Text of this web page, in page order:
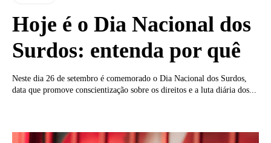
Hoje é o Dia Nacional dos
Surdos: entenda por quê
Neste dia 26 de setembro é comemorado o Dia Nacional dos Surdos,
data que promove conscientização sobre os direitos e a luta diária dos...